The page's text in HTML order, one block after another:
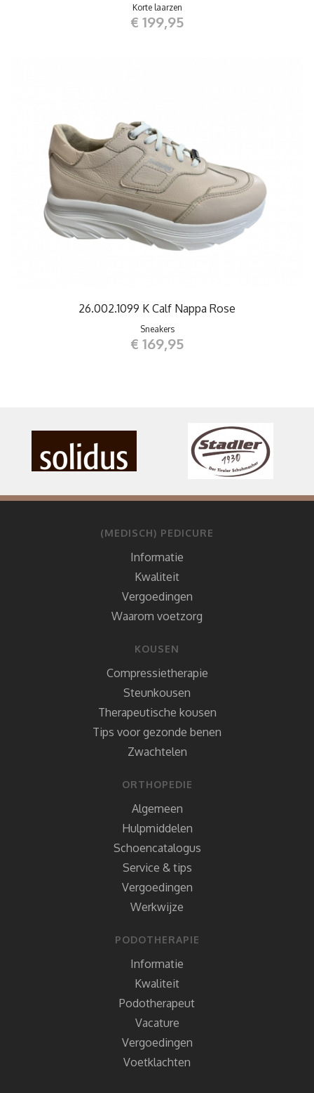
Korte laarzen
€ 199,95
26.002.1099 K Calf Nappa Rose
Sneakers
€ 169,95
(MEDISCH) PEDICURE
Informatie
Kwaliteit
Vergoedingen
Waarom voetzorg
KOUSEN
Compressietherapie
Steunkousen
Therapeutische kousen
Tips voor gezonde benen
Zwachtelen
ORTHOPEDIE
Algemeen
Hulpmiddelen
Schoencatalogus
Service & tips
Vergoedingen
Werkwijze
PODOTHERAPIE
Informatie
Kwaliteit
Podotherapeut
Vacature
Vergoedingen
Voetklachten